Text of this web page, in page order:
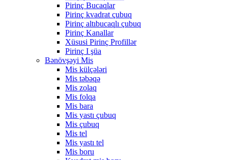
Pirinç Bucaqlar
Pirinç kvadrat çubuq
Pirinç altıbucaqlı çubuq
Pirinç Kanallar
Xüsusi Pirinç Profillər
Pirinç I şüa
Bənövşəyi Mis
Mis külçələri
Mis təbəqə
Mis zolaq
Mis folqa
Mis bara
Mis yastı çubuq
Mis çubuq
Mis tel
Mis yastı tel
Mis boru